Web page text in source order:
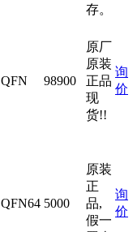
存。
QFN 98900
原厂
原装
正品
现
货!!
询
价
QFN64 5000
原装
正
品,
假一
询
价